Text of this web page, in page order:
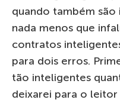
quando também
nada menos que
contratos
para dois erros.
tão inteligentes
deixarei para o